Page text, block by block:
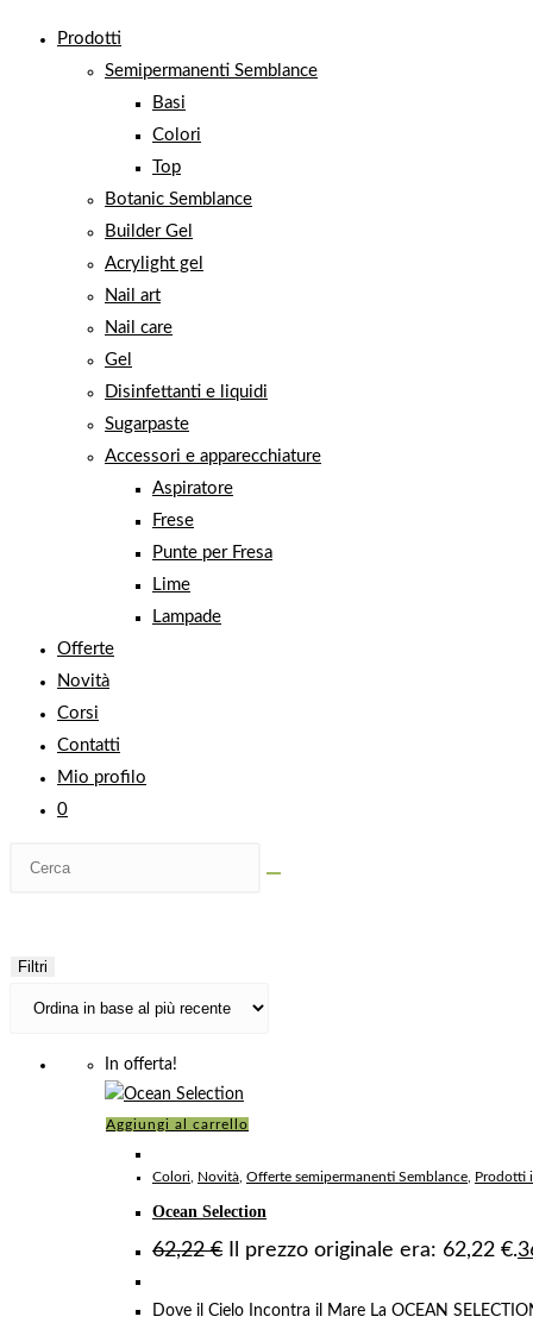
Prodotti
Semipermanenti Semblance
Basi
Colori
Top
Botanic Semblance
Builder Gel
Acrylight gel
Nail art
Nail care
Gel
Disinfettanti e liquidi
Sugarpaste
Accessori e apparecchiature
Aspiratore
Frese
Punte per Fresa
Lime
Lampade
Offerte
Novità
Corsi
Contatti
Mio profilo
0
Filtri
In offerta!
Aggiungi al carrello
Colori Novità Offerte semipermanenti Semblance Prodotti
Ocean Selection
62,22€ Il prezzo originale era: 62,22 €.
Dove il Cielo Incontra il Mare La OCEAN